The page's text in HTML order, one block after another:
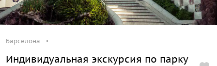
Барселона
Индивидуальная экскурсия по парку